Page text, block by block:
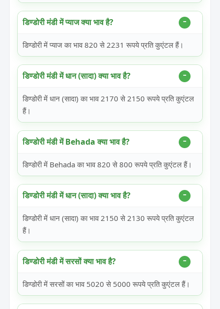
डिण्डोरी मंडी में प्याज क्या भाव है?
डिण्डोरी में प्याज का भाव 820 से 2231 रूपये प्रति कुएंटल हैं।
डिण्डोरी मंडी में धान (सादा) क्या भाव है?
डिण्डोरी में धान (सादा) का भाव 2170 से 2150 रूपये प्रति कुएंटल
हैं।
डिण्डोरी मंडी में Behada क्या भाव है?
डिण्डोरी में Behada का भाव 820 से 800 रूपये प्रति कुएंटल हैं।
डिण्डोरी मंडी में धान (सादा) क्या भाव है?
डिण्डोरी में धान (सादा) का भाव 2150 से 2130 रूपये प्रति कुएंटल
हैं।
डिण्डोरी मंडी में सरसों क्या भाव है?
डिण्डोरी में सरसों का भाव 5020 से 5000 रूपये प्रति कुएंटल हैं।